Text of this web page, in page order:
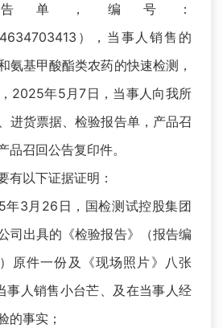
单，编号：
），当事人销售的
氨基甲酸酯类农药的快速检测，
2025年5月7日，当事人向我所
进货票据、检验报告单，产品召
品召回公告复印件。
以下证据证明：
3月26日，国检测试控股集团
司出具的《检验报告》（报告编
原件一份及《现场照片》八张
事人销售小台芒、及在当事人经
的事实；